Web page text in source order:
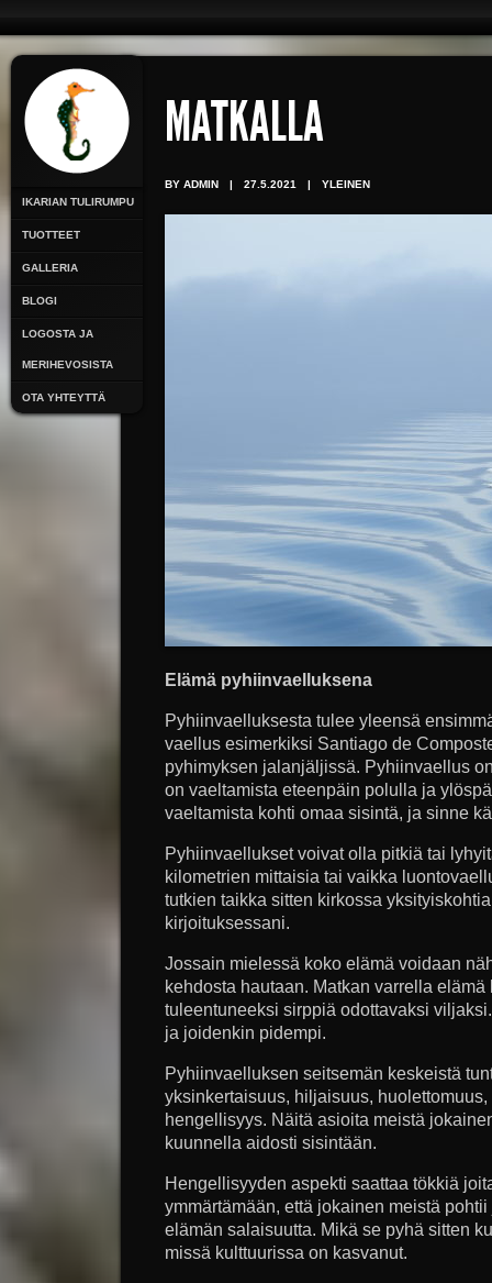
IKARIAN TULIRUMPU
TUOTTEET
GALLERIA
BLOGI
LOGOSTA JA
MERIHEVOSISTA
OTA YHTEYTTÄ
MATKALLA
BY ADMIN | 27.5.2021 | YLEINEN
Elämä pyhiinvaelluksena
Pyhiinvaelluksesta tulee yleensä
vaellus esimerkiksi Santiago de
pyhimyksen jalanjäljissä. Pyhiinvaellus
on vaeltamista eteenpäin polulla ja
vaeltamista kohti omaa sisintä, ja sinne
Pyhiinvaellukset voivat olla pitkiä tai
kilometrien mittaisia tai vaikka
tutkien taikka sitten kirkossa
kirjoituksessani.
Jossain mielessä koko elämä voidaan
kehdosta hautaan. Matkan varrella
tuleentuneeksi sirppiä odottavaksi
ja joidenkin pidempi.
Pyhiinvaelluksen seitsemän keskeistä
yksinkertaisuus, hiljaisuus,
hengellisyys. Näitä asioita meistä
kuunnella aidosti sisintään.
Hengellisyyden aspekti saattaa tökkiä
ymmärtämään, että jokainen meistä
elämän salaisuutta. Mikä se pyhä sitten
missä kulttuurissa on kasvanut.